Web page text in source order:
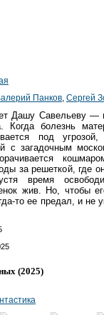
Панков Сергей
Дашу Савельеву —
Когда болезнь
под угрозой,
с загадочным
за решеткой, где
время
жив. Но, чтобы
то ее предал, и не
(2025)